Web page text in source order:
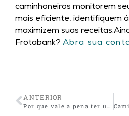
caminhoneiros monitorem
mais eficiente, identifiquem
maximizem suas
Frotabank? Abra sua
ANTERIOR